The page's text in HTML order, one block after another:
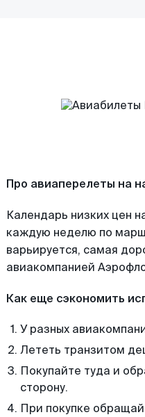
Про авиаперелеты на
Календарь низких цен
каждую неделю по
варьируется, самая
авиакомпанией
Как еще сэкономить
У разных
Лететь транзитом
Покупайте туда и
сторону.
При покупке